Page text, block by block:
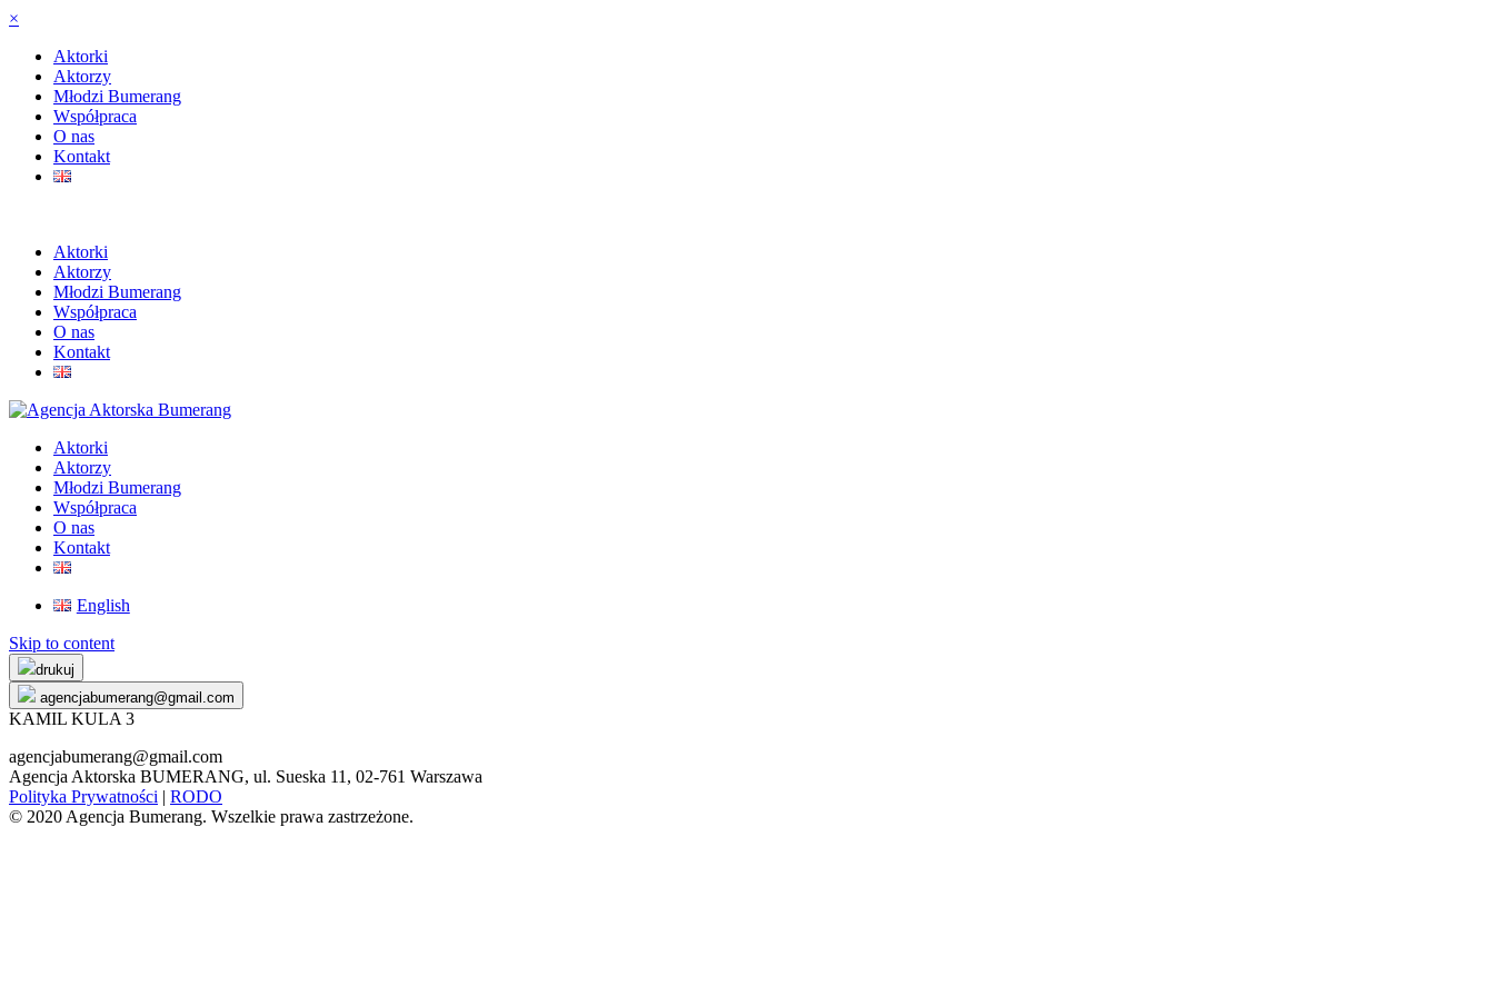
×
Aktorki
Aktorzy
Młodzi Bumerang
Współpraca
O nas
Kontakt
Aktorki
Aktorzy
Młodzi Bumerang
Współpraca
O nas
Kontakt
Aktorki
Aktorzy
Młodzi Bumerang
Współpraca
O nas
Kontakt
English
Skip to content
drukuj
agencjabumerang@gmail.com
KAMIL KULA 3
agencjabumerang@gmail.com
Agencja Aktorska BUMERANG, ul. Sueska 11, 02-761 Warszawa
Polityka Prywatności | RODO
© 2020 Agencja Bumerang. Wszelkie prawa zastrzeżone.